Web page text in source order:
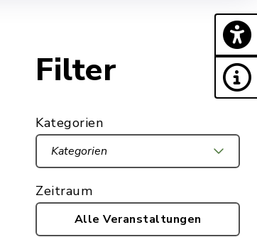
Filter
Kategorien
Kategorien
Zeitraum
Alle Veranstaltungen